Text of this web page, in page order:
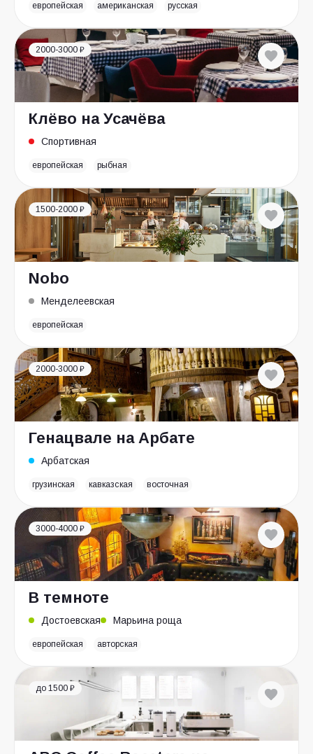
европейская американская русская
2000-3000 ₽
Клёво на Усачёва
Спортивная
европейская рыбная
1500-2000 ₽
Nobo
Менделеевская
европейская
2000-3000 ₽
Генацвале на Арбате
Арбатская
грузинская кавказская восточная
3000-4000 ₽
В темноте
Достоевская Марьина роща
европейская авторская
до 1500 ₽